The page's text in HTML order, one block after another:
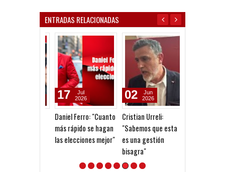
ENTRADAS RELACIONADAS
Daniel Ferro: "Cuanto
más rápido se hagan
las elecciones mejor"
17
2026
Cristian Urreli:
"Sabemos que esta
es una gestión
bisagra"
02
Jun
2026